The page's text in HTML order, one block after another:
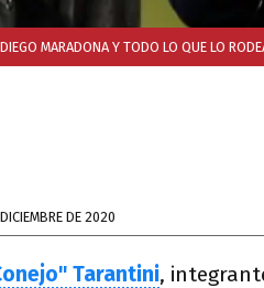
MARADONA Y TODO LO QUE LO
DE 2020
Tarantini,